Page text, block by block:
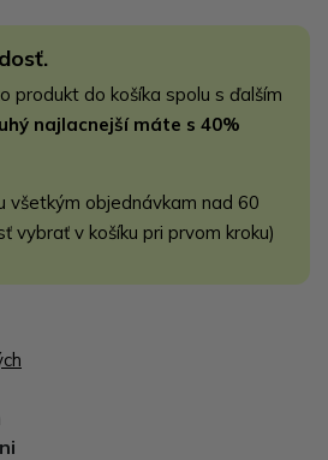
produkt do košíka spolu s ďalším
najlacnejší máte s 40%
všetkým objednávkam nad 60
vybrať v košíku pri prvom kroku)